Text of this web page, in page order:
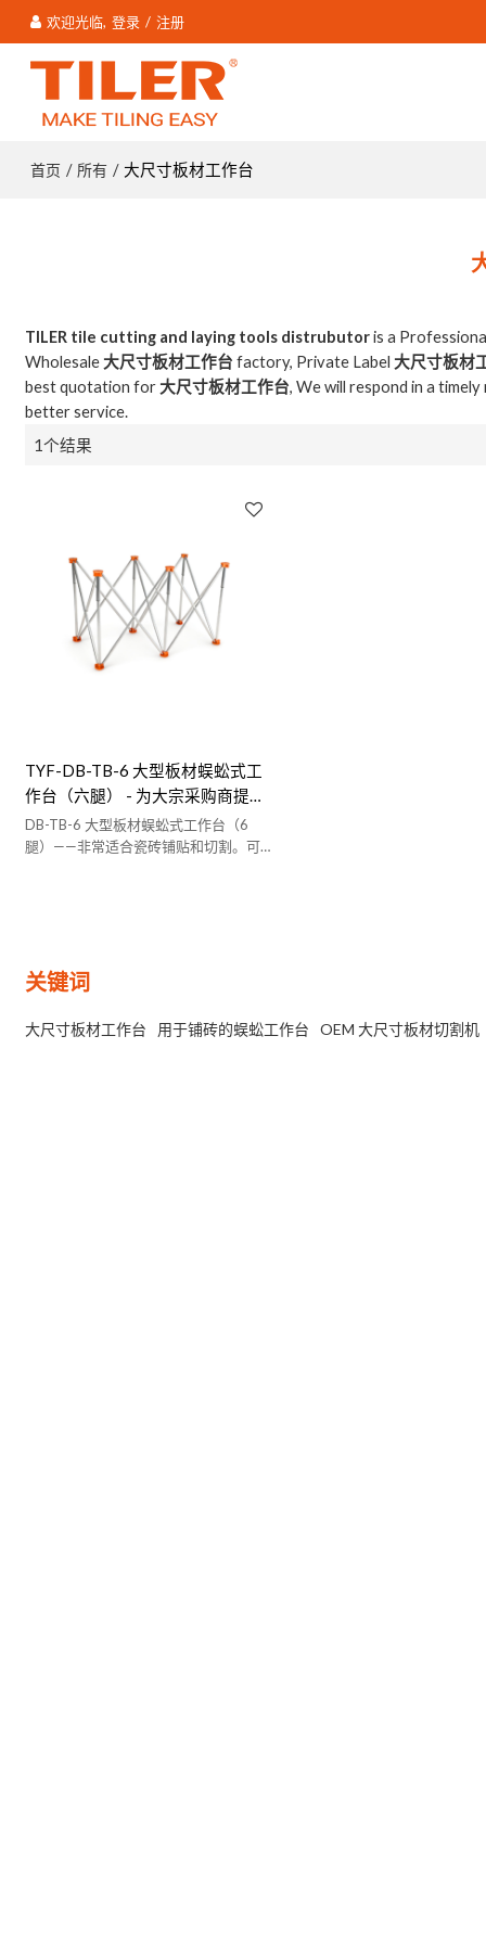
欢迎光临, 登录 / 注册
首页 / 所有 / 大尺寸板材工作台
TILER tile cutting and laying tools distrubutoris a
Wholesale 大尺寸板材工作台 factory, Private Label 大尺寸板材
best quotation for 大尺寸板材工作台, We will respond in a
better service.
1个结果
TYF-DB-TB-6 大型板材蜈蚣式工
作台（六腿） - 为大宗采购商提供
OEM 和 ODM 解决方案 | 适用于瓷
砖铺贴、切割和铺设 | 厂家直销价
DB-TB-6 大型板材蜈蚣式工作台（6
腿）——非常适合瓷砖铺贴和切割。可为
关键词
大尺寸板材工作台 用于铺砖的蜈蚣工作台 OEM 大尺寸板材切割机